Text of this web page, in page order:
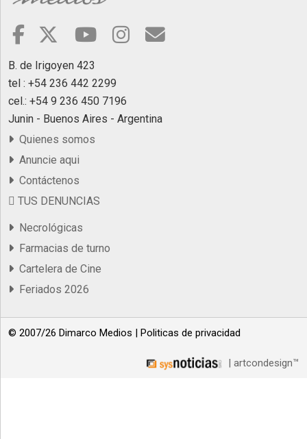
B. de Irigoyen 423
tel : +54 236 442 2299
cel.: +54 9 236 450 7196
Junin - Buenos Aires - Argentina
Quienes somos
Anuncie aqui
Contáctenos
TUS DENUNCIAS
Necrológicas
Farmacias de turno
Cartelera de Cine
Feriados 2026
© 2007/26 Dimarco Medios | Politicas de privacidad
| artcondesign™